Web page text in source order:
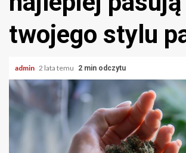
twojego stylu
admin 2 lata temu 2 min odczytu